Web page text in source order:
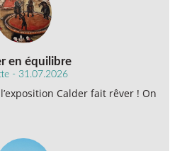
en équilibre
- 31.07.2026
Calder fait rêver ! On